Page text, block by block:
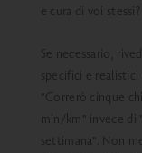
e cura di voi stessi?
Se necessario,
specifici e realistici
"Correrò cinque
min/km" invece di
settimana". Non